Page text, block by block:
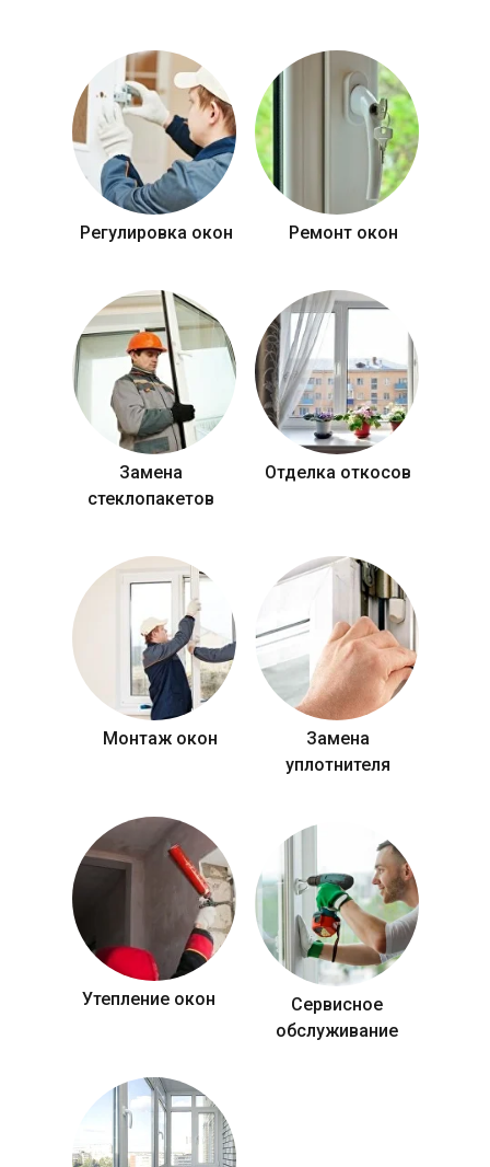
Регулировка окон Ремонт окон
Замена
стеклопакетов
Отделка откосов
Монтаж окон
Замена
уплотнителя
Утепление окон
Сервисное
обслуживание